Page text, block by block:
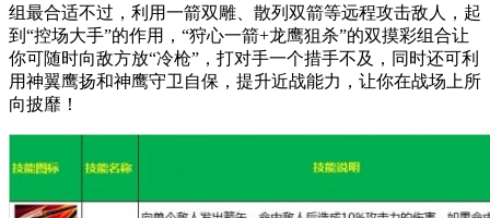
组最合适不过，利用一箭双雕、散列双箭等远程攻击敌人，起
到“控场大手”的作用，“狩心一箭+龙鹰狙杀”的双摸彩组合让
你可随时向敌方放“冷枪”，打对手一个措手不及，同时还可利
用神翼鹰扬和神鹰守卫自保，提升近战能力，让你在战场上所
向披靡！